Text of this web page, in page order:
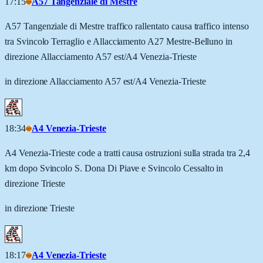
A57 Tangenziale di Mestre traffico rallentato causa traffico intenso
tra Svincolo Terraglio e Allacciamento A27 Mestre-Belluno in
direzione Allacciamento A57 est/A4 Venezia-Trieste
in direzione Allacciamento A57 est/A4 Venezia-Trieste
18:34 A4 Venezia-Trieste
A4 Venezia-Trieste code a tratti causa ostruzioni sulla strada tra 2,4
km dopo Svincolo S. Dona Di Piave e Svincolo Cessalto in
direzione Trieste
in direzione Trieste
18:17 A4 Venezia-Trieste